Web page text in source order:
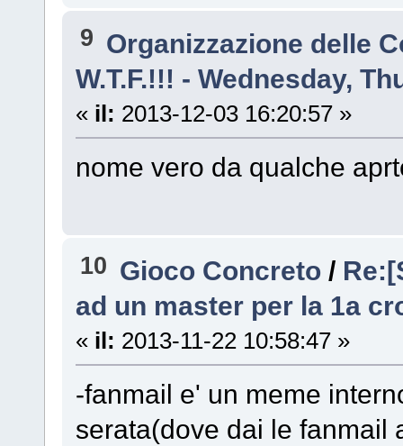
9 Organizzazione delle
W.T.F.!!! - Wednesday,
« il: 2013-12-03 16:20:57 »
nome vero da qualche
10 Gioco Concreto /
ad un master per la 1a
« il: 2013-11-22 10:58:47 »
-fanmail e' un meme
serata(dove dai le fanmail